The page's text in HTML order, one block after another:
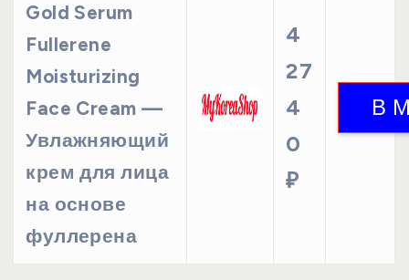
Gold Serum
Fullerene
Moisturizing
Face Cream —
Увлажняющий
крем для лица
на основе
фуллерена
4
27
4
0
₽